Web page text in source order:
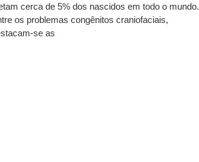
cerca de 5% dos nascidos em todo o mundo.
os problemas congênitos craniofaciais,
se as